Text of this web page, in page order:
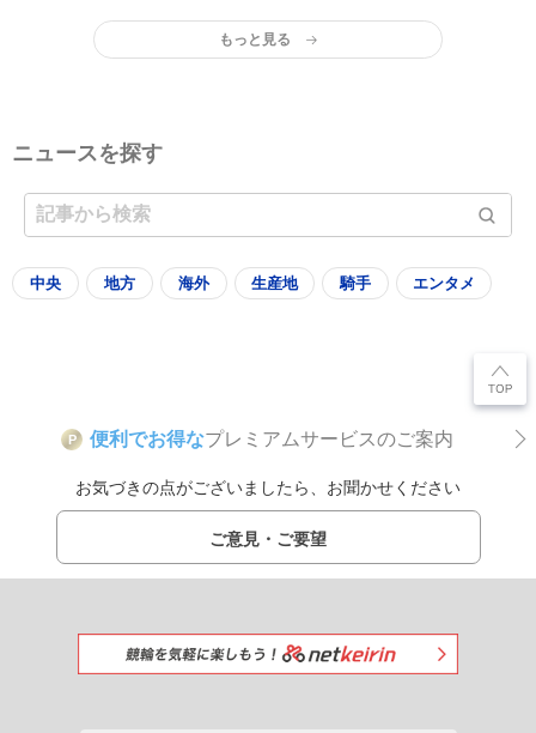
もっと見る
ニュースを探す
中央 地方 海外 生産地 騎手 エンタメ
P 便利でお得なプレミアムサービスのご案内
お気づきの点がございましたら、お聞かせください
ご意見・ご要望